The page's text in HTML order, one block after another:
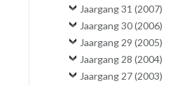
Jaargang 31 (2007)
Jaargang 30 (2006)
Jaargang 29 (2005)
Jaargang 28 (2004)
Jaargang 27 (2003)